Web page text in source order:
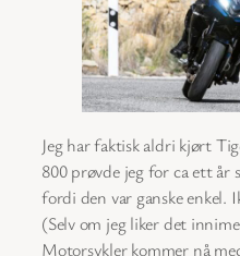
Jeg har faktisk aldri kjørt
800 prøvde jeg for ca ett år
fordi den var ganske enkel.
(Selv om jeg liker det
Motorsykler kommer nå